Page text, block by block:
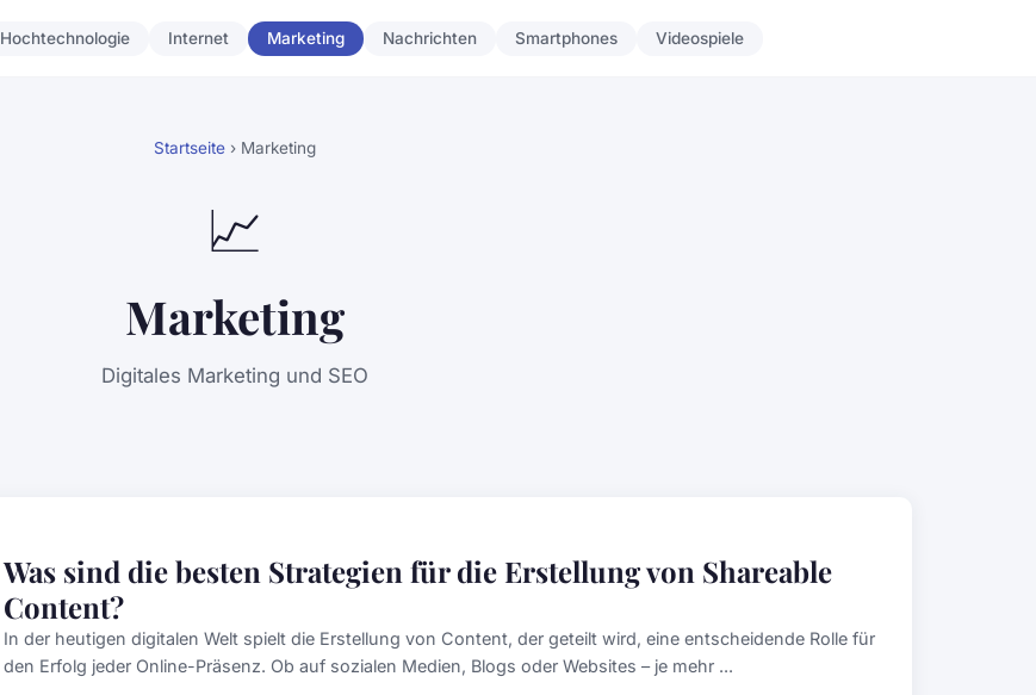
Hochtechnologie Internet Marketing Nachrichten Smartphones Videospiele
Startseite › Marketing
📈
Marketing
Digitales Marketing und SEO
Was sind die besten Strategien für die Erstellung von Shareable
Content?
In der heutigen digitalen Welt spielt die Erstellung von Content, der geteilt wird, eine entscheidende Rolle für
den Erfolg jeder Online-Präsenz. Ob auf sozialen Medien, Blogs oder Websites – je mehr ...